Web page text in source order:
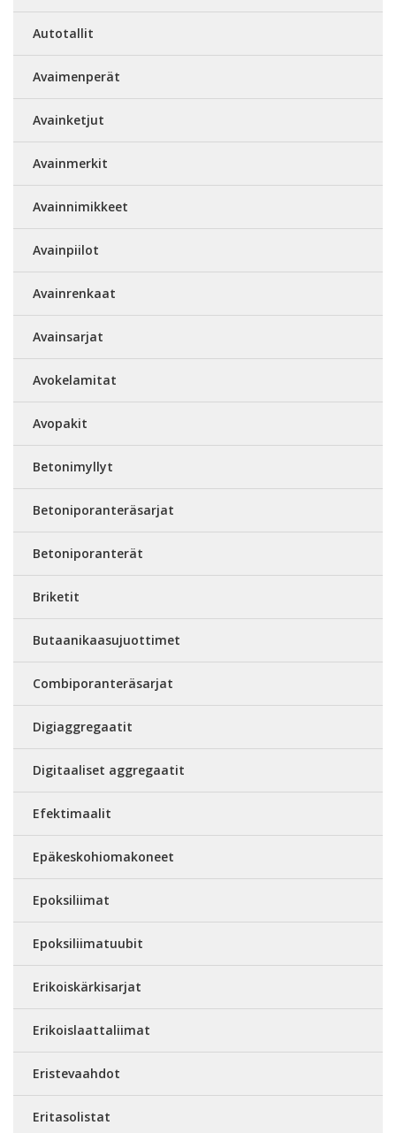
Autotallit
Avaimenperät
Avainketjut
Avainmerkit
Avainnimikkeet
Avainpiilot
Avainrenkaat
Avainsarjat
Avokelamitat
Avopakit
Betonimyllyt
Betoniporanteräsarjat
Betoniporanterät
Briketit
Butaanikaasujuottimet
Combiporanteräsarjat
Digiaggregaatit
Digitaaliset aggregaatit
Efektimaalit
Epäkeskohiomakoneet
Epoksiliimat
Epoksiliimatuubit
Erikoiskärkisarjat
Erikoislaattaliimat
Eristevaahdot
Eritasolistat